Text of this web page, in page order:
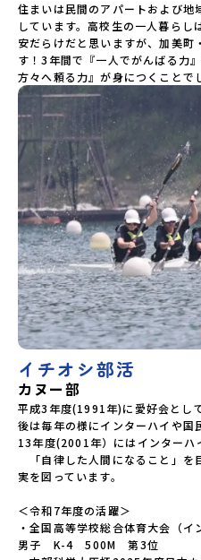
住まいは民間のアパートおよび地
しています。高校生の一人暮ら
安だらけだと思いますが、加美町
す！3年間で『一人でがんばる力
方々へ頼る力』が身につくことで
イチオシ部活
カヌー部
平成3年度(1991年)に愛好会とし
後は毎年の様にインターハイや国
13年度(2001年）にはインターハ
「自律した人間になること」を
実を図っています。
＜令和7年度の活躍＞
・全国高等学校総合体育大会（イ
男子　K-4　500M　第3位